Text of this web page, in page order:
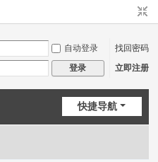
自动登录
找回密码
登录 立即注册
快捷导航